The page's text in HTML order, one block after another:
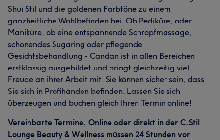
Shui Stil und die goldenen Farbtöne zu einem
ganzheitliche Wohlbefinden bei. Ob Pediküre, oder
Maniküre, ob eine entspannende Schröpfmassage,
schonendes Sugaring oder pflegende
Gesichtsbehandlung - Candan ist in allen Bereichen
erstklassig ausgebildet und bringt gleichzeitig viel
Freude an ihrer Arbeit mit. Sie können sicher sein, dass
Sie sich in Profihänden befinden. Lassen Sie sich
überzeugen und buchen gleich Ihren Termin online!
Vereinbarte Termine, Online oder direkt in der C.Stil
Lounge Beauty & Wellness müssen 24 Stunden vor